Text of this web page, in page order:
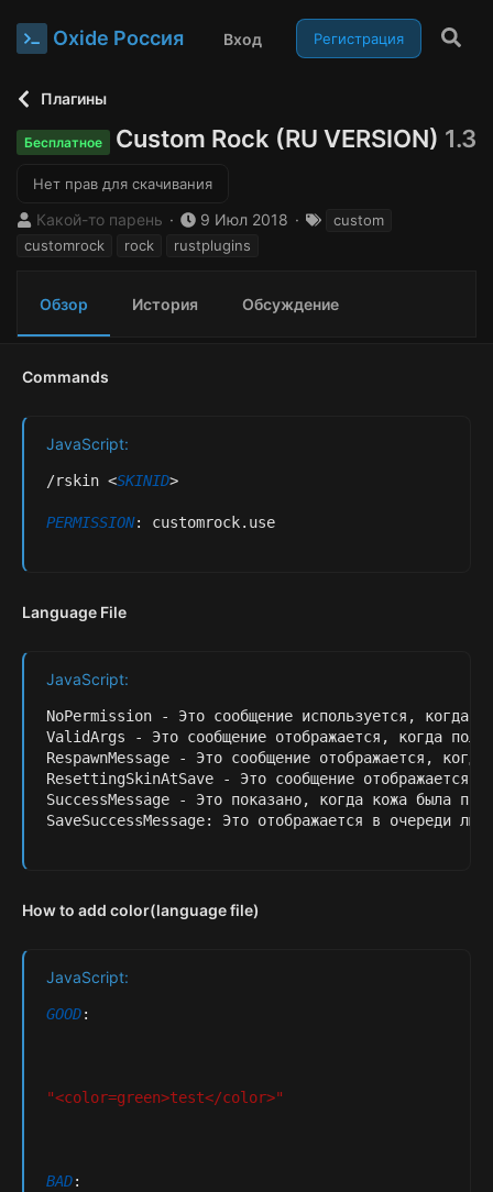
Oxide Россия Вход Регистрация
Плагины
Бесплатное Custom Rock (RU VERSION) 1.3
Нет прав для скачивания
А
в
р
Какой-то парень
Д
а
9 Июл 2018
Тcustom
customrock
rock rustplugins
Обзор История Обсуждение
Commands
JavaScript:
/rskin <SKINID>
PERMISSION: customrock. use
Language File
JavaScript:
NoPermission - Это сообщение используется ,
когда
ValidArgs
- Это сообщение отображается ,
когда
RespawnMessage
- Это сообщение отображается ,
когда
ResettingSkinAtSave
- Это сообщение отображается
SuccessMessage
- Это показано,
когда кожа была
SaveSuccessMessage: Это отображается в очереди
How to add color(language file)
JavaScript:
GOOD:
"<color=green>test</color>"
BAD: